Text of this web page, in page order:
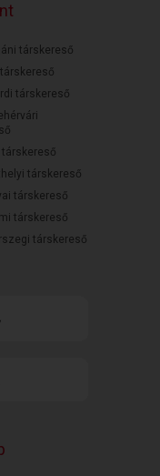
társkereső
társkereső
társkereső
társkereső
társkereső
társkereső
társkereső